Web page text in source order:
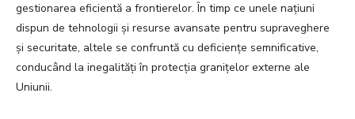
gestionarea eficientă a frontierelor. În timp ce unele națiuni
dispun de tehnologii și resurse avansate pentru supraveghere
și securitate, altele se confruntă cu deficiențe semnificative,
conducând la inegalități în protecția granițelor externe ale
Uniunii.